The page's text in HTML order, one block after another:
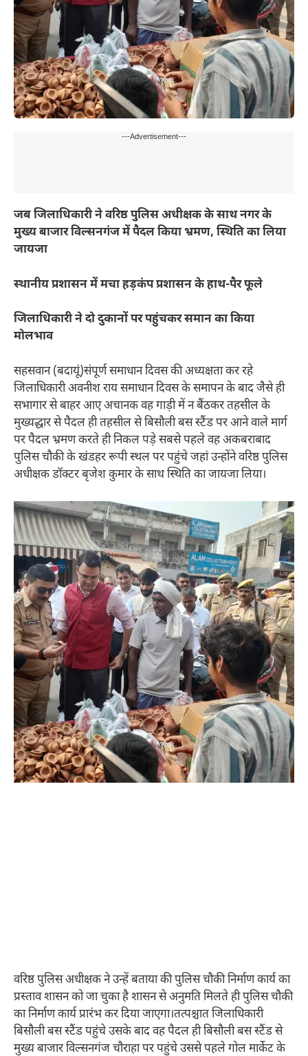
---Advertisement---
जब जिलाधिकारी ने वरिष्ठ पुलिस अधीक्षक के साथ नगर के
मुख्य बाजार विल्सनगंज में पैदल किया भ्रमण, स्थिति का लिया
जायजा
स्थानीय प्रशासन में मचा हड़कंप प्रशासन के हाथ-पैर फूले
जिलाधिकारी ने दो दुकानों पर पहुंचकर समान का किया
मोलभाव
सहसवान (बदायूं)संपूर्ण समाधान दिवस की अध्यक्षता कर रहे
जिलाधिकारी अवनीश राय समाधान दिवस के समापन के बाद जैसे ही
सभागार से बाहर आए अचानक वह गाड़ी में न बैंठकर तहसील के
मुख्यद्धार से पैदल ही तहसील से बिसौली बस स्टैंड पर आने वाले मार्ग
पर पैदल भ्रमण करते ही निकल पड़े सबसे पहले वह अकबराबाद
पुलिस चौकी के खंडहर रूपी स्थल पर पहुंचे जहां उन्होंने वरिष्ठ पुलिस
अधीक्षक डॉक्टर बृजेश कुमार के साथ स्थिति का जायजा लिया।
वरिष्ठ पुलिस अधीक्षक ने उन्हें बताया की पुलिस चौकी निर्माण कार्य का
प्रस्ताव शासन को जा चुका है शासन से अनुमति मिलते ही पुलिस चौकी
का निर्माण कार्य प्रारंभ कर दिया जाएगा।तत्पश्चात जिलाधिकारी
बिसौली बस स्टैंड पहुंचे उसके बाद वह पैदल ही बिसौली बस स्टैंड से
मुख्य बाजार विल्सनगंज चौराहा पर पहुंचे उससे पहले गोल मार्केट के